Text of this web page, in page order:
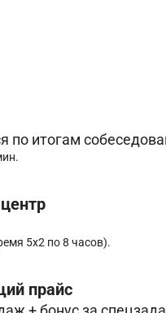
по итогам
5х2 по 8 часов).
прайс